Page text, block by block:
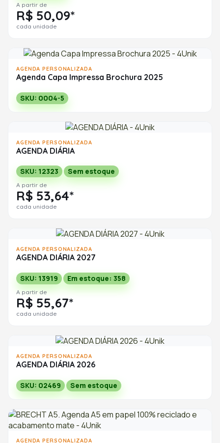
A partir de
R$ 50,09*
cada unidade
AGENDA PERSONALIZADA
Agenda Capa Impressa Brochura 2025
SKU: 0004-5
AGENDA PERSONALIZADA
AGENDA DIÁRIA
SKU: 12323 Sem estoque
A partir de
R$ 53,64*
cada unidade
AGENDA PERSONALIZADA
AGENDA DIÁRIA 2027
SKU: 13919 Em estoque: 358
A partir de
R$ 55,67*
cada unidade
AGENDA PERSONALIZADA
AGENDA DIÁRIA 2026
SKU: 02469 Sem estoque
AGENDA PERSONALIZADA